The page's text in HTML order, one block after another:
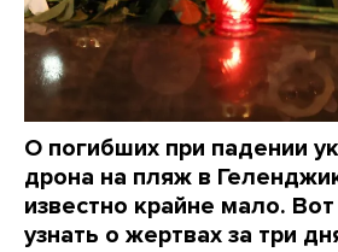
О погибших при падении
дрона на пляж в
известно крайне мало.
узнать о жертвах за три